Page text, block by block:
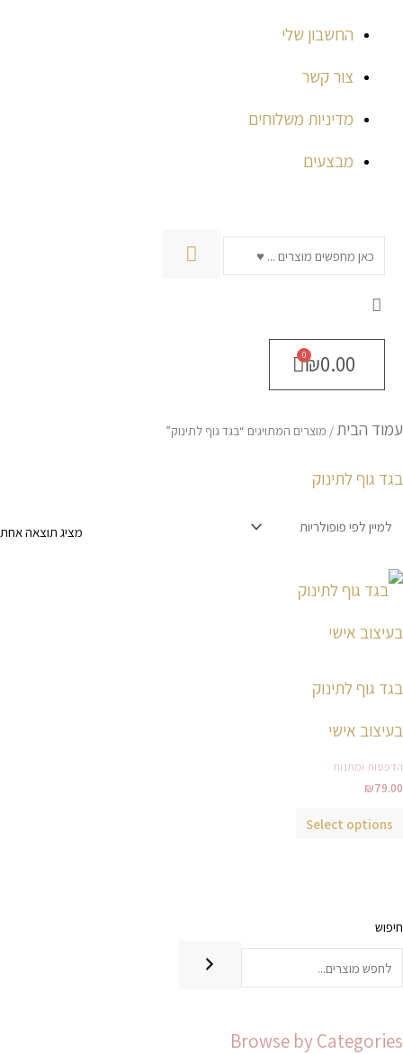
החשבון שלי
צור קשר
מדיניות משלוחים
מבצעים
חיפוש
₪0.00
עמוד הבית/ מוצרים המתויגים “בגד גוף לתינוק”
בגד גוף לתינוק
מציג תוצאה אחת
בגד גוף לתינוק
בעיצוב אישי
הדפסות ומתנות
₪79.00
Select options
חיפוש
Browse by Categories
מ